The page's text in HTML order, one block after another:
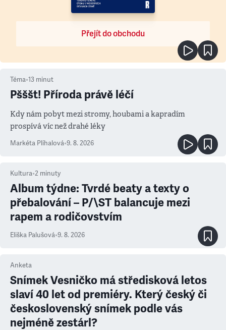
Přejít do obchodu
Téma•13 minut
Pšššt! Příroda právě léčí
Kdy nám pobyt mezi stromy, houbami a kapradím
prospívá víc než drahé léky
Markéta Plíhalová•9. 8. 2026
Kultura•2 minuty
Album týdne: Tvrdé beaty a texty o
přebalování – P/\ST balancuje mezi
rapem a rodičovstvím
Eliška Palušová•9. 8. 2026
Anketa
Snímek Vesničko má středisková letos
slaví 40 let od premiéry. Který český či
československý snímek podle vás
nejméně zestárl?